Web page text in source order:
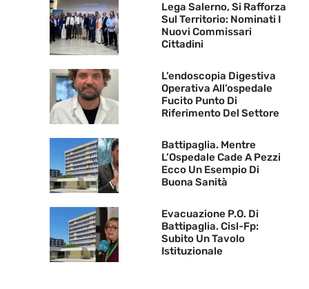
Lega Salerno, Si Rafforza
Sul Territorio: Nominati I
Nuovi Commissari
Cittadini
L’endoscopia Digestiva
Operativa All’ospedale
Fucito Punto Di
Riferimento Del Settore
Battipaglia. Mentre
L’Ospedale Cade A Pezzi
Ecco Un Esempio Di
Buona Sanità
Evacuazione P.O. Di
Battipaglia. Cisl-Fp:
Subito Un Tavolo
Istituzionale